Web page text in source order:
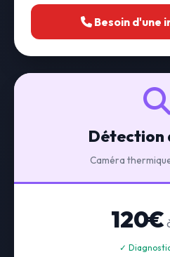
Besoin d'une
Détection
Caméra
120€
✓